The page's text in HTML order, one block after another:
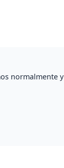
normalmente y